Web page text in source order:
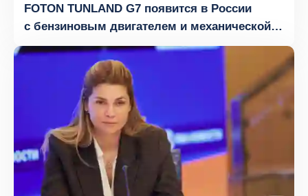
FOTON TUNLAND G7 появится в России
с бензиновым двигателем и механической
коробкой передач